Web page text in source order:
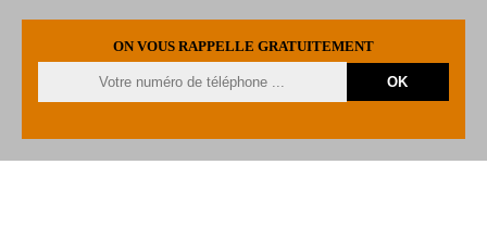
ON VOUS RAPPELLE GRATUITEMENT